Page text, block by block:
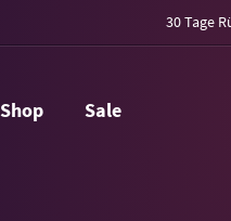
30 Tage
Shop Sale